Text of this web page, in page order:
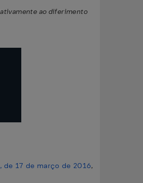
ao diferimento
de 17 de março de 2016,